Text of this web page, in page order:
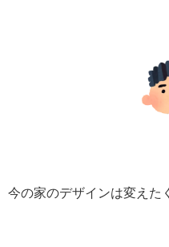
今の家のデザインは変えた